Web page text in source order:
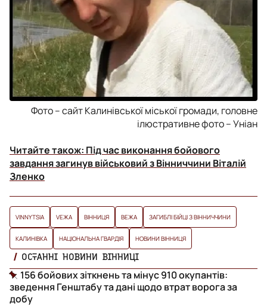
Фото – сайт Калинівської міської громади, головне
ілюстративне фото – Уніан
Читайте також: Під час виконання бойового
завдання загинув військовий з Вінниччини Віталій
Зленко
VINNYTSIA VЕЖА ВІННИЦЯ ВЕЖА ЗАГИБЛІ БІЙЦІ З ВІННИЧЧИНИ
КАЛИНІВКА НАЦІОНАЛЬНА ГВАРДІЯ НОВИНИ ВІННИЦЯ
ОСТАННІ НОВИНИ ВІННИЦІ
156 бойових зіткнень та мінус 910 окупантів:
зведення Генштабу та дані щодо втрат ворога за
добу